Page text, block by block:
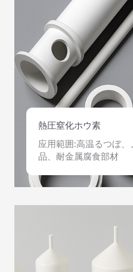
熱圧窒化ホウ素
应用範囲:高温るつぼ
品、耐金属腐食部材